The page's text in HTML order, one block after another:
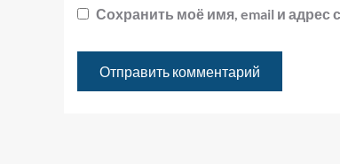
Сохранить моё имя, email и